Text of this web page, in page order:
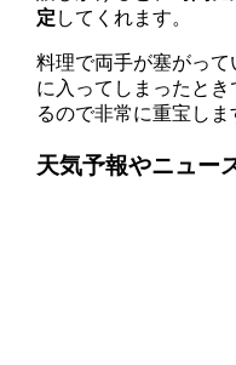
定 してくれます。
料理で両手が塞がっ
に入ってしまったと
るので非常に重宝しま
天気予報やニュー